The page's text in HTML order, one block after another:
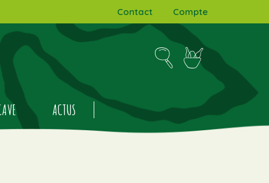
Contact Compte
ACTUS